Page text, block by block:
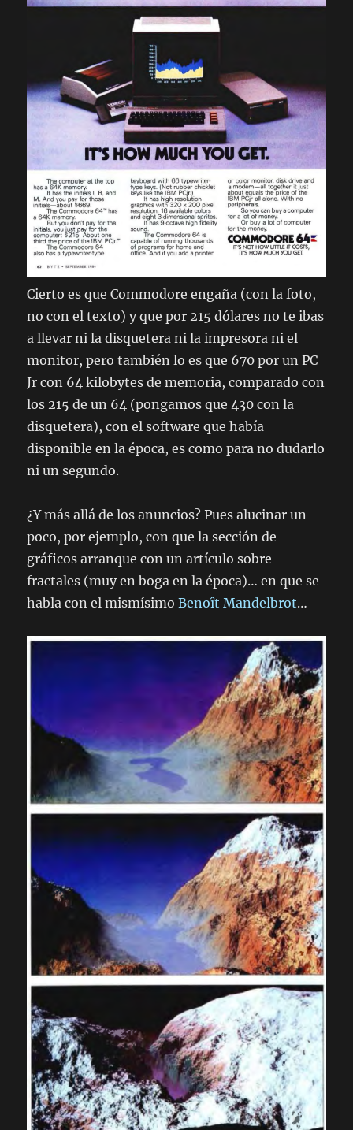
Cierto es que Commodore engaña (con la foto,
no con el texto) y que por 215 dólares no te ibas
a llevar ni la disquetera ni la impresora ni el
monitor, pero también lo es que 670 por un PC
Jr con 64 kilobytes de memoria, comparado con
los 215 de un 64 (pongamos que 430 con la
disquetera), con el software que había
disponible en la época, es como para no dudarlo
ni un segundo.
¿Y más allá de los anuncios? Pues alucinar un
poco, por ejemplo, con que la sección de
gráficos arranque con un artículo sobre
fractales (muy en boga en la época)… en que se
habla con el mismísimoBenoît Mandelbrot…